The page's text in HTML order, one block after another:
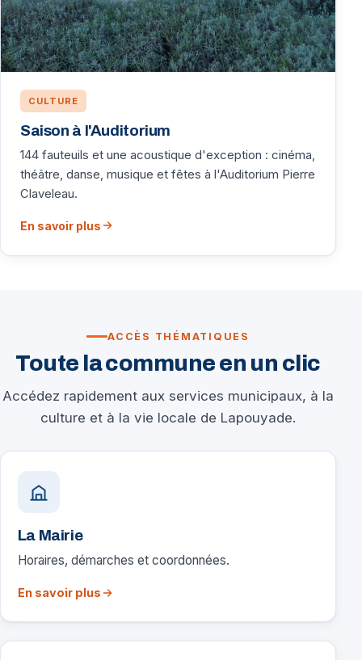
CULTURE
Saison à l'Auditorium
144 fauteuils et une acoustique d'exception : cinéma,
théâtre, danse, musique et fêtes à l'Auditorium Pierre
Claveleau.
En savoir plus
ACCÈS THÉMATIQUES
Toute la commune en un clic
Accédez rapidement aux services municipaux, à la
culture et à la vie locale de Lapouyade.
La Mairie
Horaires, démarches et coordonnées.
En savoir plus